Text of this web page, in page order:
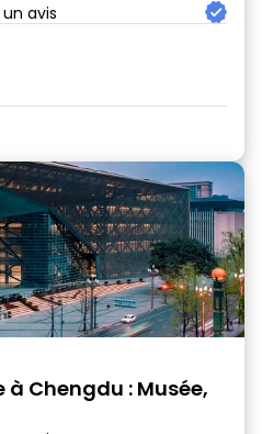
avis
Chengdu : Musée,